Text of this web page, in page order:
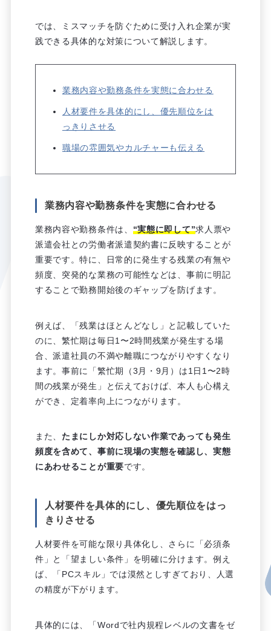
では、ミスマッチを防ぐために受け入れ企業が実
践できる具体的な対策について解説します。
業務内容や勤務条件を実態に合わせる
人材要件を具体的にし、優先順位をは
っきりさせる
職場の雰囲気やカルチャーも伝える
業務内容や勤務条件を実態に合わせる
業務内容や勤務条件は、 “実態に即して”求人票や
派遣会社との労働者派遣契約書に反映することが
重要です。特に、日常的に発生する残業の有無や
頻度、突発的な業務の可能性などは、事前に明記
することで勤務開始後のギャップを防げます。
例えば、「残業はほとんどなし」と記載していた
のに、繁忙期は毎日1〜2時間残業が発生する場
合、派遣社員の不満や離職につながりやすくなり
ます。事前に「繁忙期（3月・9月）は1日1〜2時
間の残業が発生」と伝えておけば、本人も心構え
ができ、定着率向上につながります。
また、 たまにしか対応しない作業であっても発生
頻度を含めて、事前に現場の実態を確認し、実態
にあわせることが重要です。
人材要件を具体的にし、優先順位をはっ
きりさせる
人材要件を可能な限り具体化し、さらに「必須条
件」と「望ましい条件」を明確に分けます。例え
ば、「PCスキル」では漠然としすぎており、人選
の精度が下がります。
具体的には、「Wordで社内規程レベルの文書をゼ